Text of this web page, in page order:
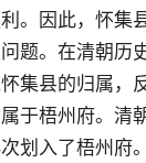
。因此，怀集
题。在清朝历
集县的归属，
于梧州府。清
划入了梧州府。